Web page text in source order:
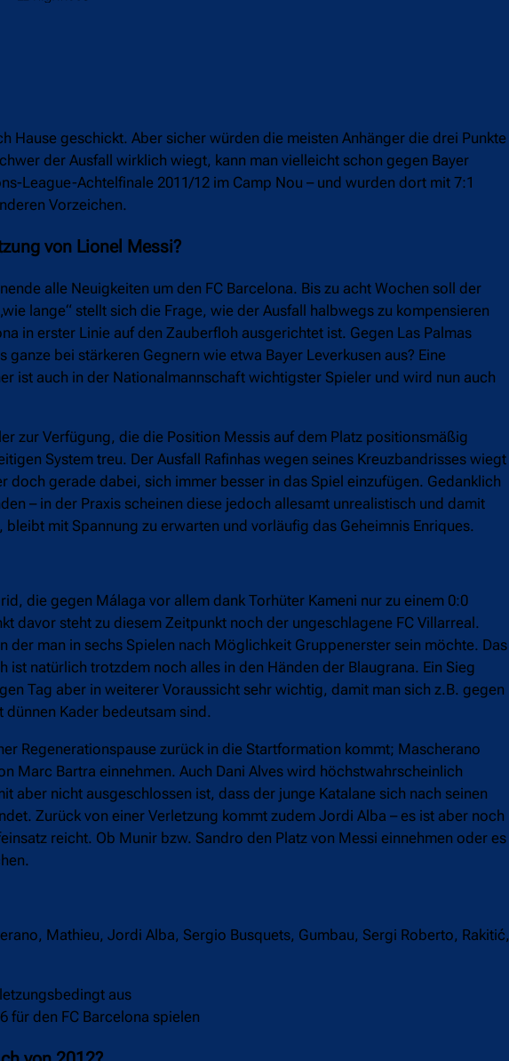
Hause geschickt. Aber sicher würden die meisten Anhänger die drei Punkte
der Ausfall wirklich wiegt, kann man vielleicht schon gegen Bayer
League-Achtelfinale 2011/12 im Camp Nou – und wurden dort mit 7:1
Vorzeichen.
von Lionel Messi?
alle Neuigkeiten um den FC Barcelona. Bis zu acht Wochen soll der
lange“ stellt sich die Frage, wie der Ausfall halbwegs zu kompensieren
in erster Linie auf den Zauberfloh ausgerichtet ist. Gegen Las Palmas
bei stärkeren Gegnern wie etwa Bayer Leverkusen aus? Eine
ist auch in der Nationalmannschaft wichtigster Spieler und wird nun auch
zur Verfügung, die die Position Messis auf dem Platz positionsmäßig
System treu. Der Ausfall Rafinhas wegen seines Kreuzbandrisses wiegt
doch gerade dabei, sich immer besser in das Spiel einzufügen. Gedanklich
– in der Praxis scheinen diese jedoch allesamt unrealistisch und damit
mit Spannung zu erwarten und vorläufig das Geheimnis Enriques.
die gegen Málaga vor allem dank Torhüter Kameni nur zu einem 0:0
davor steht zu diesem Zeitpunkt noch der ungeschlagene FC Villarreal.
der man in sechs Spielen nach Möglichkeit Gruppenerster sein möchte. Das
natürlich trotzdem noch alles in den Händen der Blaugrana. Ein Sieg
Tag aber in weiterer Voraussicht sehr wichtig, damit man sich z.B. gegen
Kader bedeutsam sind.
Regenerationspause zurück in die Startformation kommt; Mascherano
Marc Bartra einnehmen. Auch Dani Alves wird höchstwahrscheinlich
aber nicht ausgeschlossen ist, dass der junge Katalane sich nach seinen
Zurück von einer Verletzung kommt zudem Jordi Alba – es ist aber noch
reicht. Ob Munir bzw. Sandro den Platz von Messi einnehmen oder es
Mathieu, Jordi Alba, Sergio Busquets, Gumbau, Sergi Roberto, Rakitić,
aus
für den FC Barcelona spielen